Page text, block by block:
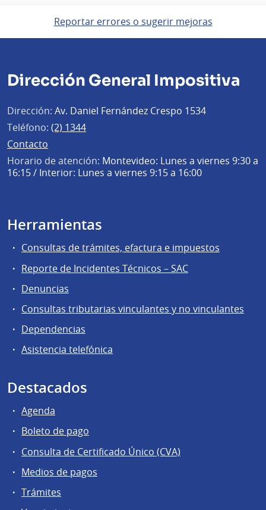
Reportar errores o sugerir mejoras
Dirección General Impositiva
Dirección: Av. Daniel Fernández Crespo 1534
Teléfono: (2) 1344
Contacto
Horario de atención: Montevideo: Lunes a viernes 9:30 a
16:15 / Interior: Lunes a viernes 9:15 a 16:00
Herramientas
Consultas de trámites, efactura e impuestos
Reporte de Incidentes Técnicos – SAC
Denuncias
Consultas tributarias vinculantes y no vinculantes
Dependencias
Asistencia telefónica
Destacados
Agenda
Boleto de pago
Consulta de Certificado Único (CVA)
Medios de pagos
Trámites